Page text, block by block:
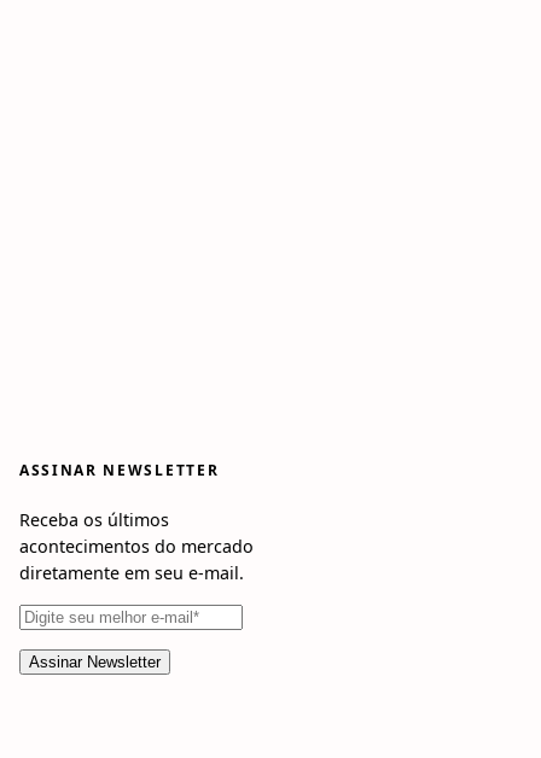
ASSINAR NEWSLETTER
Receba os últimos
acontecimentos do mercado
diretamente em seu e-mail.